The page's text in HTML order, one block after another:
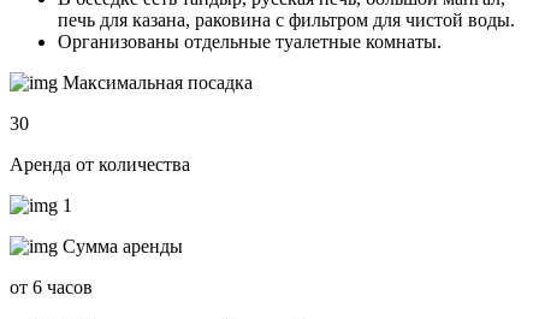
печь для казана, раковина с фильтром для чистой воды.
Организованы отдельные туалетные комнаты.
Максимальная посадка
30
Аренда от количества
1
Сумма аренды
от 6 часов